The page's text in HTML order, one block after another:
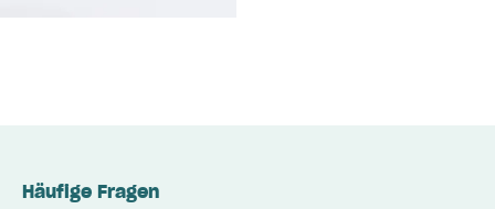
Häufige Fragen